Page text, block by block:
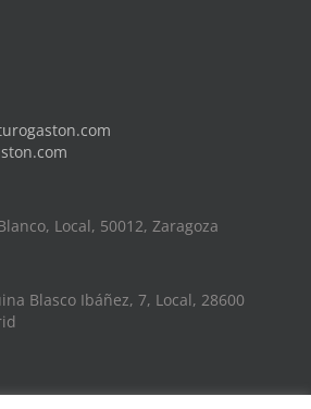
Local, 50012, Zaragoza
Blasco Ibáñez, 7, Local, 28600